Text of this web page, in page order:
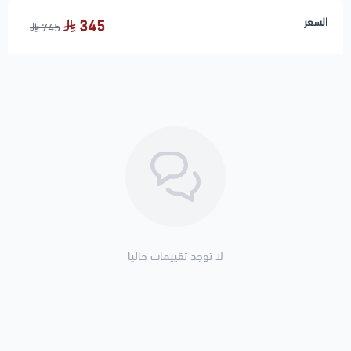
السعر 345
745
لا توجد تقييمات حاليا